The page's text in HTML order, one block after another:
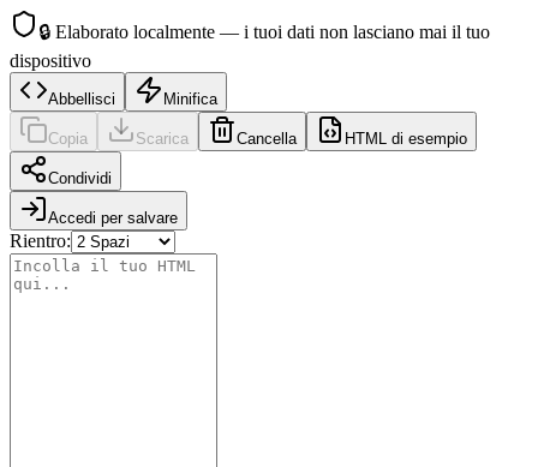
🔒 Elaborato localmente — i tuoi dati non lasciano mai il tuo
dispositivo
Abbellisci Minifica
Copia Scarica Cancella HTML di esempio
Condividi
Accedi per salvare
Rientro: